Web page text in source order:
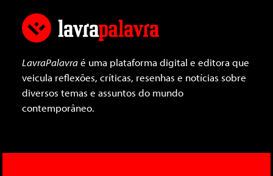
LavraPalavraé uma plataforma digital e editora que
veicula reflexões, críticas, resenhas e notícias sobre
diversos temas e assuntos do mundo
contemporâneo.